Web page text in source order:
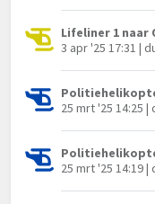
Lifeliner 1 naar
3 apr '25 17:31 |
25 mrt '25 14:25 |
25 mrt '25 14:19 |